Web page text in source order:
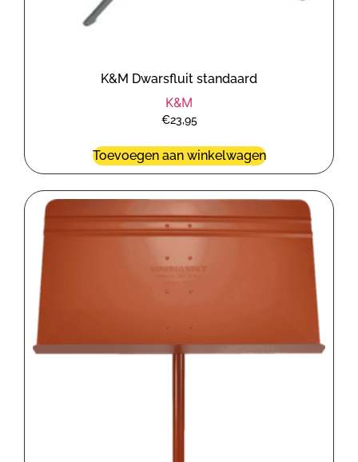
K&M Dwarsfluit standaard
K&M
€23,95
Toevoegen aan winkelwagen